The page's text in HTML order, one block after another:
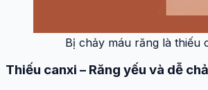
Bị chảy máu răng là thiếu
Thiếu canxi – Răng yếu và dễ